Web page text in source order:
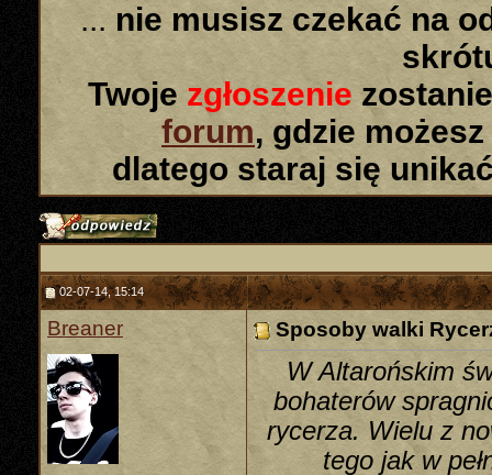
... nie musisz czekać na
Twoje zgłoszenie
forum, gdzie
dlatego staraj się
02-07-14, 15:14
Breaner Sposoby walki
W Altarońskim
bohaterów
rycerza. Wielu z
tego jak w